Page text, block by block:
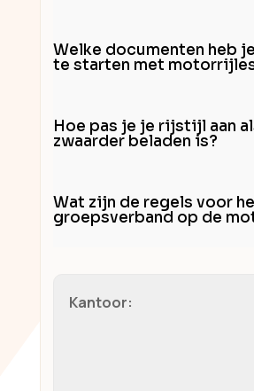
Welke documenten heb
te starten met
Hoe pas je je rijstijl aan
zwaarder beladen is?
Wat zijn de regels voor
groepsverband op de
Kantoor: